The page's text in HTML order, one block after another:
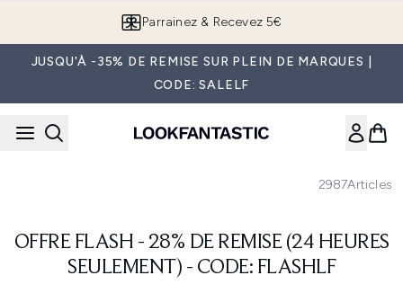
Parrainez & Recevez 5€
JUSQU'À -35% DE REMISE SUR PLEIN DE MARQUES |
CODE: SALELF
2987Articles
OFFRE FLASH - 28% DE REMISE (24 HEURES
SEULEMENT) - CODE: FLASHLF